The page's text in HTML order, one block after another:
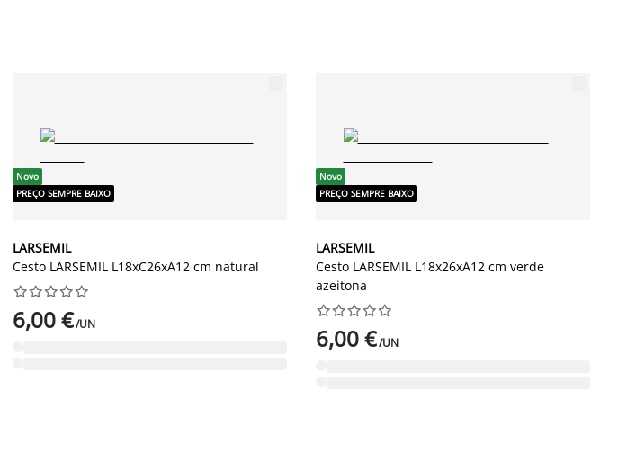
Novo
PREÇO SEMPRE BAIXO
LARSEMIL
Cesto LARSEMIL L18xC26xA12 cm natural






6,00 €/UN
Novo
PREÇO SEMPRE BAIXO
LARSEMIL
Cesto LARSEMIL L18x26xA12 cm verde
azeitona






6,00 €/UN